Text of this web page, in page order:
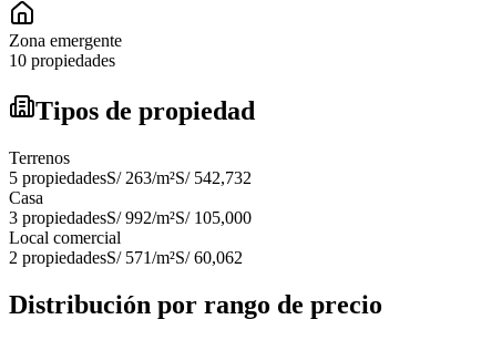
Zona emergente
10 propiedades
Tipos de propiedad
Terrenos
5 propiedadesS/ 263/m²S/ 542,732
Casa
3 propiedadesS/ 992/m²S/ 105,000
Local comercial
2 propiedadesS/ 571/m²S/ 60,062
Distribución por rango de precio